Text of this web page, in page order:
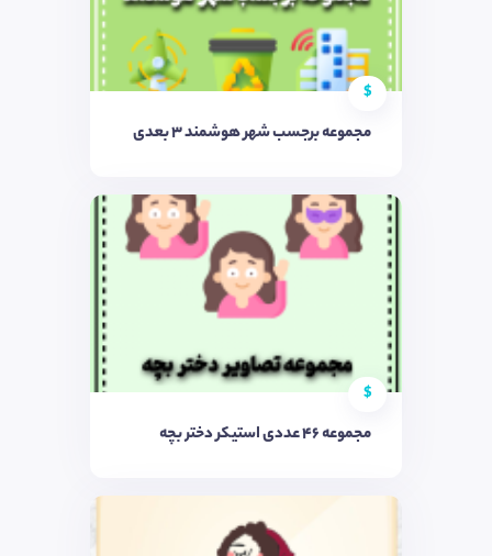
$
مجموعه برجسب شهر هوشمند ۳ بعدی
$
مجموعه ۴۶ عددی استیکر دختر بچه